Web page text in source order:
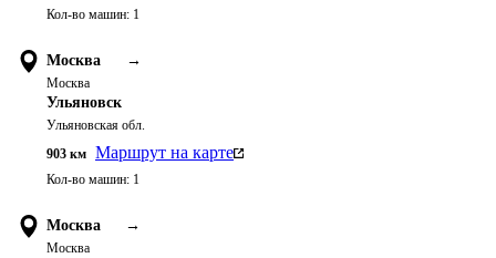
Кол-во машин: 1
Москва →
Москва
Ульяновск
Ульяновская обл.
903 км Маршрут на карте
Кол-во машин: 1
Москва →
Москва